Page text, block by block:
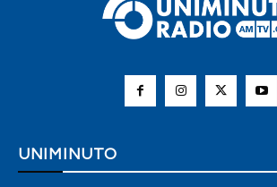
UNIMINUTO